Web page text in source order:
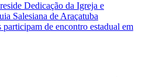
Dedicação da Igreja e
Salesiana de Araçatuba
de encontro estadual em